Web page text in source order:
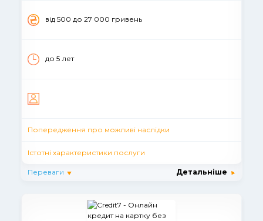
вiд 500 до 27 000 гривень
до 5 лет
Попередження про можливі наслідки
Істотні характеристики послуги
Переваги Детальніше